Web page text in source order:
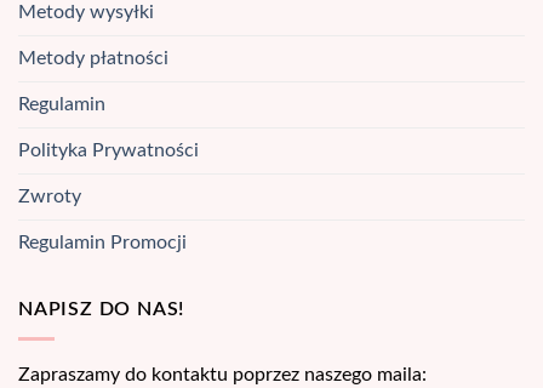
Metody wysyłki
Metody płatności
Regulamin
Polityka Prywatności
Zwroty
Regulamin Promocji
NAPISZ DO NAS!
Zapraszamy do kontaktu poprzez naszego maila: